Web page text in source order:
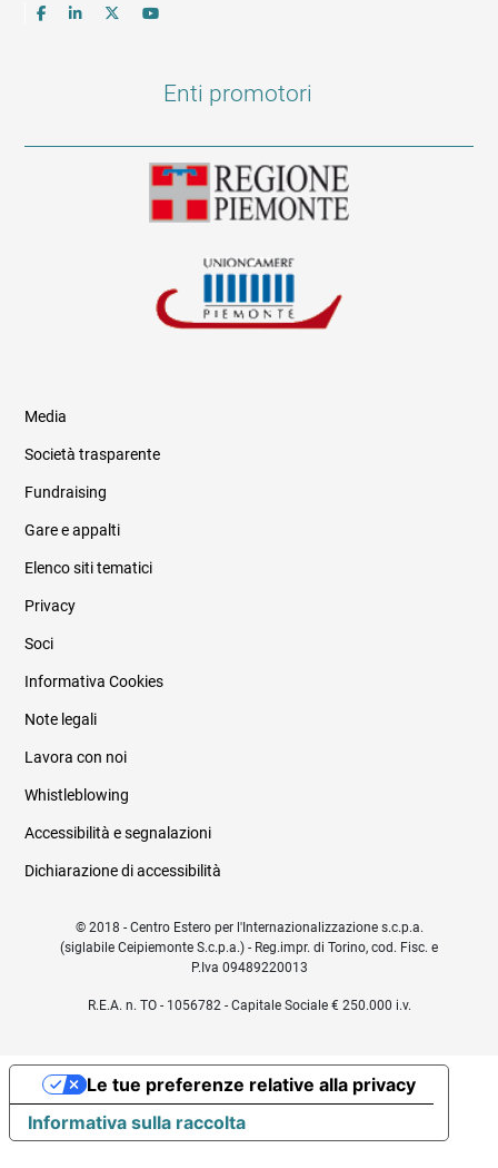
Enti promotori
Informazioni legali e trasparenza
Media
Società trasparente
Fundraising
Gare e appalti
Elenco siti tematici
Privacy
Soci
Informativa Cookies
Note legali
Lavora con noi
Whistleblowing
Accessibilità e segnalazioni
Dichiarazione di accessibilità
© 2018 - Centro Estero per l'Internazionalizzazione s.c.p.a.
(siglabile Ceipiemonte S.c.p.a.) - Reg.impr. di Torino, cod. Fisc. e
P.Iva 09489220013
R.E.A. n. TO - 1056782 - Capitale Sociale € 250.000 i.v.
Informativa sulla raccolta
Le tue preferenze relative alla privacy